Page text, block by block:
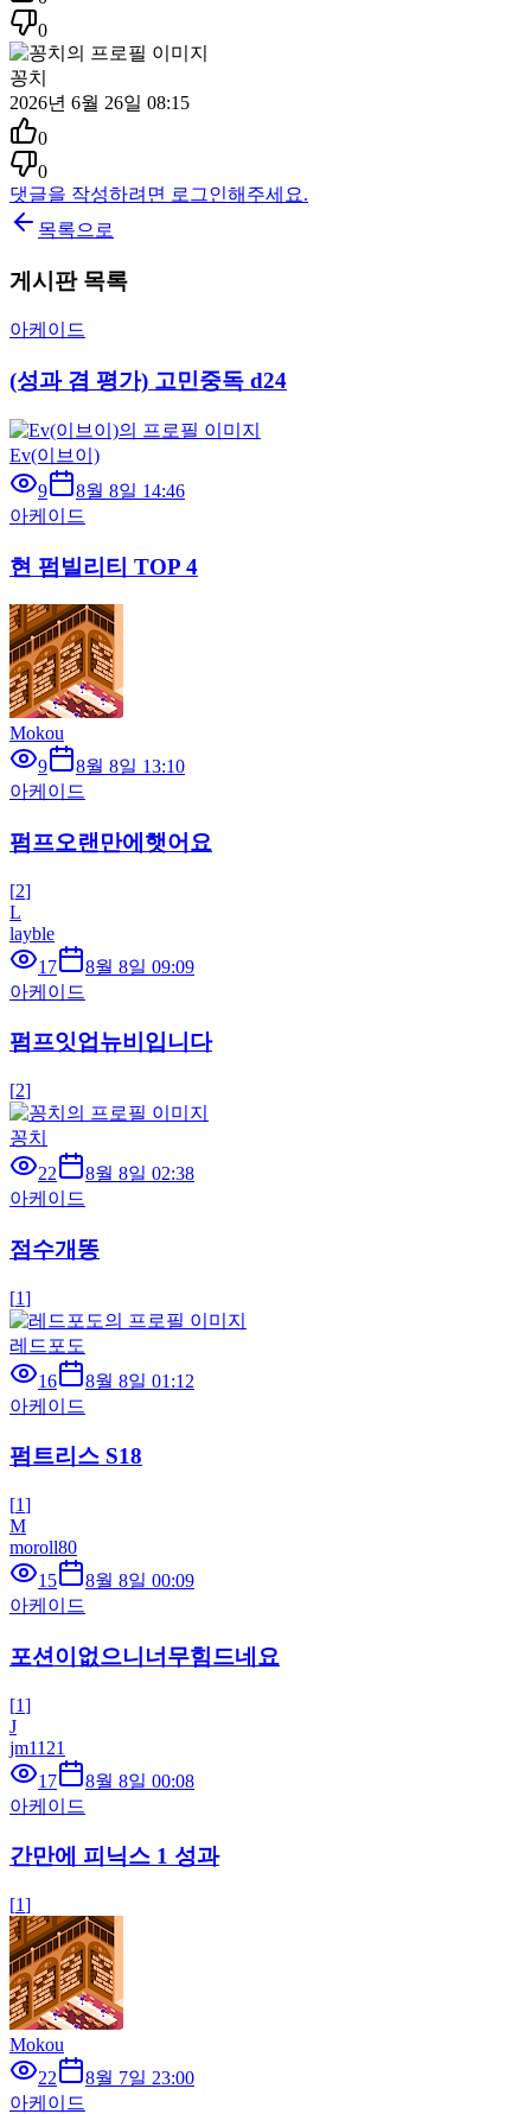
0
꽁치
2026년 6월 26일 08:15
0
0
댓글을 작성하려면 로그인해주세요.
목록으로
게시판 목록
아케이드
(성과 겸 평가) 고민중독 d24
Ev(이브이)
9
8월 8일 14:46
아케이드
현 펌빌리티 TOP 4
Mokou
9
8월 8일 13:10
아케이드
펌프오랜만에햇어요
[2]
L
layble
17
8월 8일 09:09
아케이드
펌프잇업뉴비입니다
[2]
꽁치
22
8월 8일 02:38
아케이드
점수개똥
[1]
레드포도
16
8월 8일 01:12
아케이드
펌트리스 S18
[1]
M
moroll80
15
8월 8일 00:09
아케이드
포션이없으니너무힘드네요
[1]
J
jm1121
17
8월 8일 00:08
아케이드
간만에 피닉스 1 성과
[1]
Mokou
22
8월 7일 23:00
아케이드